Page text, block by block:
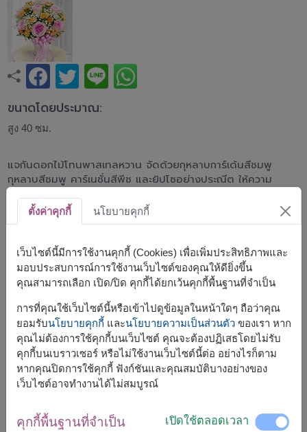
ขนาดโดยประมาณ:
สูง 40 ซม.
แจกันดอกไม้โทนพาสเทลหวาน จัดด้วยกุหลาบการ์เด้นสีชมพู
กุหลาบสีชมพู คาร์เนชั่นสีพีช และยิปโซอย่างประณีต ให้ความ
ครบรอบ แสดงความยินดี หรือมอบเป็นของขวัญแทนความรัก
เนื่องจากสายพันธุ์ของดอกไม้จะขึ้นอยู่กับสต็อกสินค้าในแต่ละวัน
สินค้าแบบที่ใกล้เคียงกัน ได้แก่FLV453,SPE117,FLV631
จัดส่งได้เร็วสุด จ., 10 ส.ค. 2026
แต่สามารถกำหนดวันได้
ราคาตามพื้นที่จัดส่ง
ตั้งค่าคุกกี้ นโยบายคุกกี้
เว็บไซต์นี้มีการใช้งานคุกกี้ (Cookies) เพื่อเพิ่มประสิทธิภาพและ
มอบประสบการณ์การใช้งานเว็บไซต์ของคุณให้ดียิ่งขึ้น
คุณสามารถเลือก เปิด/ปิด คุกกี้ได้ยกเว้นคุกกี้พื้นฐานที่จำเป็น
การที่คุณใช้เว็บไซต์นี้หรือเข้าไปดูข้อมูลในหน้าใดๆ ถือว่าคุณ
ยอมรับนโยบายคุกกี้ และนโยบายความเป็นส่วนตัวของเรา หาก
คุณไม่ต้องการใช้คุกกี้บนเว็บไซต์ คุณจะต้องปฏิเสธโดยไม่รับ
คุกกี้บนเบราวเซอร์ หรือไม่ใช้งานเว็บไซต์นี้ต่อ อย่างไรก็ตาม
หากคุณปิดการใช้คุกกี้ ฟังก์ชันและคุณสมบัติบางอย่างของ
เว็บไซต์อาจทำงานได้ไม่สมบูรณ์
คุกกี้พื้นฐานที่จำเป็น เปิดใช้ตลอดเวลา